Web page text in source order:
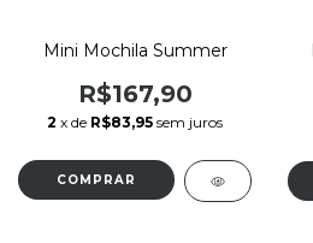
Mini Mochila Summer
R$167,90
2 x de R$83,95 sem juros